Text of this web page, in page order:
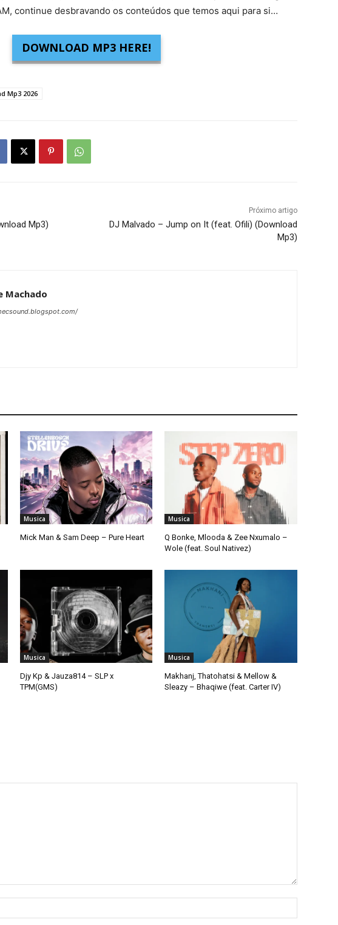
continue desbravando os conteúdos que temos aqui para si…
DOWNLOAD MP3 HERE!
Mp3 2026
Mp3)
Próximo artigo
DJ Malvado – Jump on It (feat. Ofili) (Download
Mp3)
Machado
Musica
Mick Man & Sam Deep – Pure Heart
Musica
Q Bonke, Mlooda & Zee Nxumalo –
Wole (feat. Soul Nativez)
Musica
Djy Kp & Jauza814 – SLP x
TPM(GMS)
Musica
Makhanj, Thatohatsi & Mellow &
Sleazy – Bhaqiwe (feat. Carter IV)